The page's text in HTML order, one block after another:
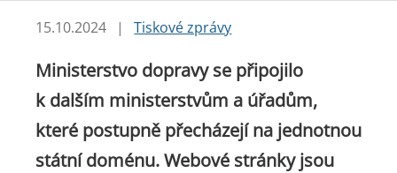
15.10.2024 | Tiskové zprávy
Ministerstvo dopravy se připojilo
k dalším ministerstvům a úřadům,
které postupně přecházejí na jednotnou
státní doménu. Webové stránky jsou